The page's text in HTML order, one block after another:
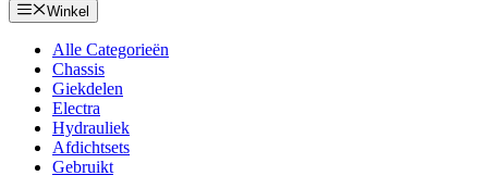
Winkel
Alle Categorieën
Chassis
Giekdelen
Electra
Hydrauliek
Afdichtsets
Gebruikt